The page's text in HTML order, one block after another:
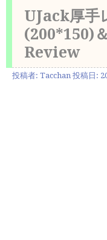
UJack厚手
(200*150)
Review
投稿者: Tacchan 投稿日: